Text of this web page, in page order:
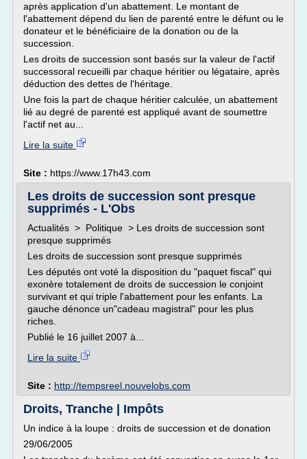
après application d'un abattement. Le montant de
l'abattement dépend du lien de parenté entre le défunt ou le
donateur et le bénéficiaire de la donation ou de la
succession.
Les droits de succession sont basés sur la valeur de l'actif
successoral recueilli par chaque héritier ou légataire, après
déduction des dettes de l'héritage.
Une fois la part de chaque héritier calculée, un abattement
lié au degré de parenté est appliqué avant de soumettre
l'actif net au...
Lire la suite
Site : https://www.17h43.com
Les droits de succession sont presque
supprimés - L'Obs
Actualités > Politique > Les droits de succession sont
presque supprimés
Les droits de succession sont presque supprimés
Les députés ont voté la disposition du "paquet fiscal" qui
exonère totalement de droits de succession le conjoint
survivant et qui triple l'abattement pour les enfants. La
gauche dénonce un"cadeau magistral" pour les plus
riches.
Publié le 16 juillet 2007 à...
Lire la suite
Site : http://tempsreel.nouvelobs.com
Droits, Tranche | Impôts
Un indice à la loupe : droits de succession et de donation
29/06/2005